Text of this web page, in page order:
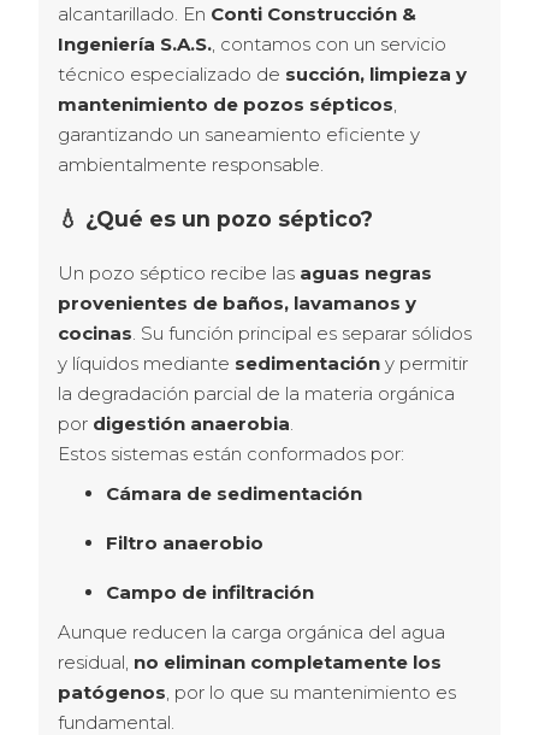
alcantarillado. En Conti Construcción &
Ingeniería S.A.S., contamos con un servicio
técnico especializado de succión, limpieza y
mantenimiento de pozos sépticos,
garantizando un saneamiento eficiente y
ambientalmente responsable.
💧 ¿Qué es un pozo séptico?
Un pozo séptico recibe las aguas negras
provenientes de baños, lavamanos y
cocinas. Su función principal es separar sólidos
y líquidos mediante sedimentación y permitir
la degradación parcial de la materia orgánica
por digestión anaerobia.
Estos sistemas están conformados por:
Cámara de sedimentación
Filtro anaerobio
Campo de infiltración
Aunque reducen la carga orgánica del agua
residual, no eliminan completamente los
patógenos, por lo que su mantenimiento es
fundamental.